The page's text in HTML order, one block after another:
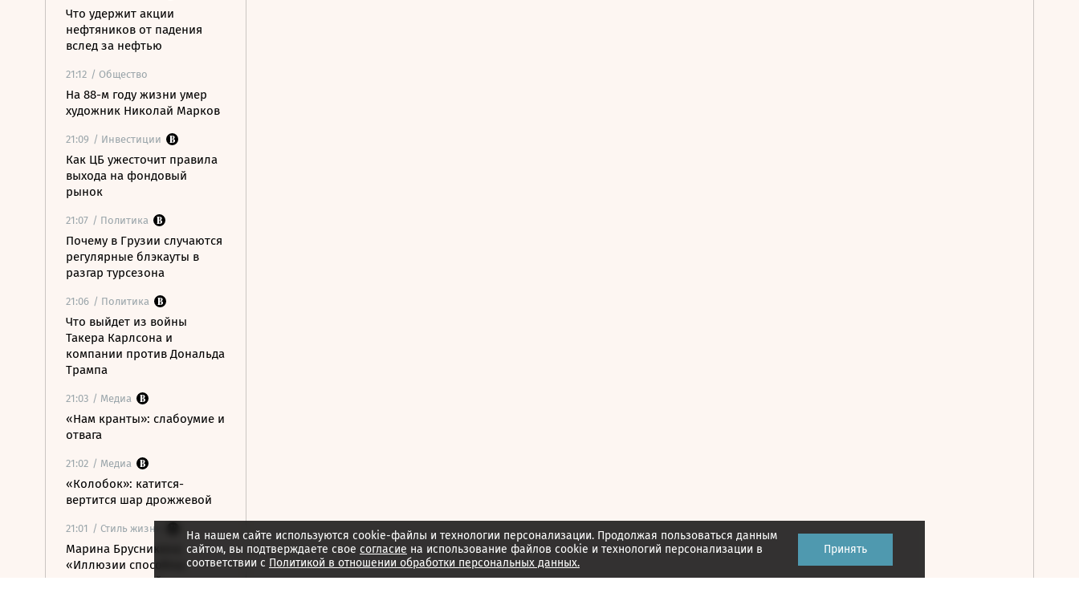
Что удержит акции
нефтяников от падения
вслед за нефтью
21:12 / Общество
На 88-м году жизни умер
художник Николай Марков
21:09 / Инвестиции
Как ЦБ ужесточит правила
выхода на фондовый
рынок
21:07 / Политика
Почему в Грузии случаются
регулярные блэкауты в
разгар турсезона
21:06 / Политика
Что выйдет из войны
Такера Карлсона и
компании против Дональда
Трампа
21:03 / Медиа
«Нам кранты»: слабоумие и
отвага
21:02 / Медиа
«Колобок»: катится-
вертится шар дрожжевой
21:01 / Стиль жизни
Марина Брусникина:
«Иллюзии способны
влиять на людей»
На нашем сайте используются cookie-файлы и технологии персонализации. Продолжая пользоваться данным
сайтом, вы подтверждаете свое согласие на использование файлов cookie и технологий персонализации в
соответствии с Политикой в отношении обработки персональных данных.
Принять